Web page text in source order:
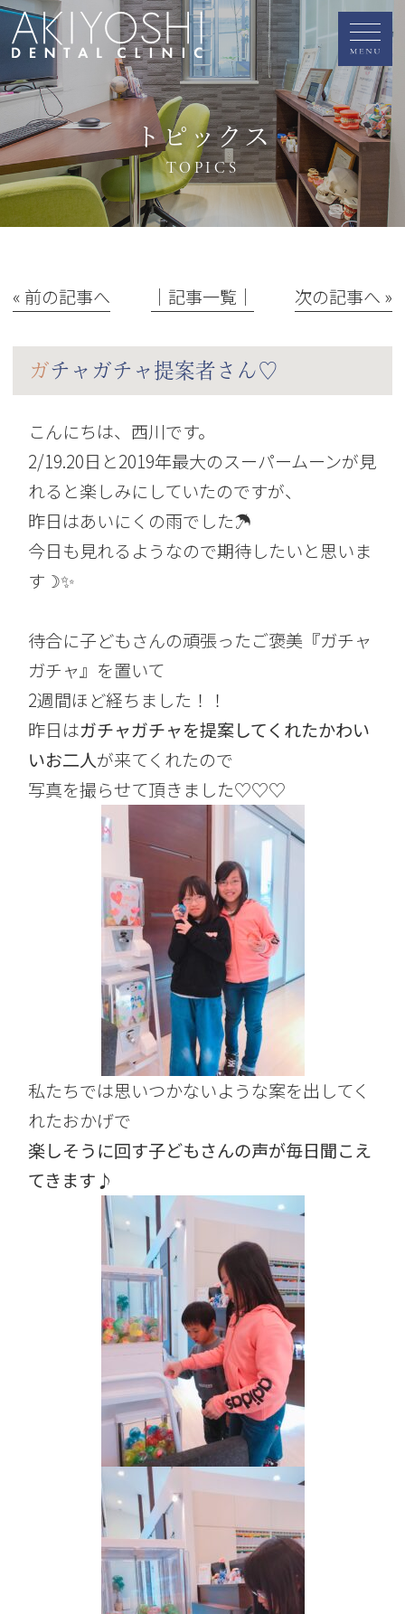
トピックス
TOPICS
« 前の記事へ │記事一覧│ 次の記事へ »
ガチャガチャ提案者さん♡
こんにちは、西川です。
2/19.20日と2019年最大のスーパームーンが見
れると楽しみにしていたのですが、
昨日はあいにくの雨でした☂
今日も見れるようなので期待したいと思いま
す☽✨
待合に子どもさんの頑張ったご褒美『ガチャ
ガチャ』を置いて
2週間ほど経ちました！！
昨日はガチャガチャを提案してくれたかわい
いお二人が来てくれたので
写真を撮らせて頂きました♡♡♡
私たちでは思いつかないような案を出してく
れたおかげで
楽しそうに回す子どもさんの声が毎日聞こえ
てきます♪